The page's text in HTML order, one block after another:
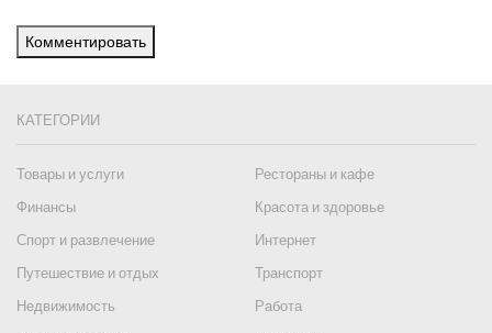
Комментировать
КАТЕГОРИИ
Товары и услуги
Рестораны и кафе
Финансы
Красота и здоровье
Спорт и развлечение
Интернет
Путешествие и отдых
Транспорт
Недвижимость
Работа